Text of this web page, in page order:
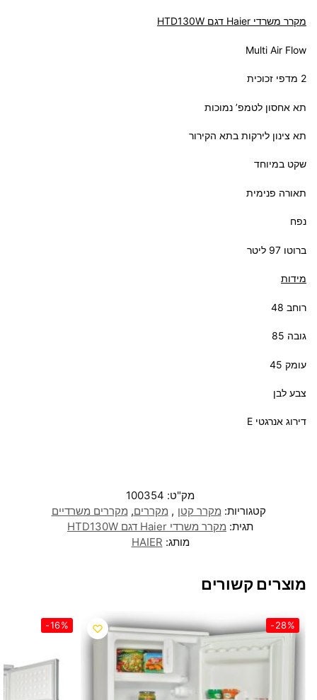
מקרר משרדי Haier דגם HTD130W
Multi Air Flow
2 מדפי זכוכית
תא אחסון לטמפ’ נמוכות
תא צינון לירקות בתא הקירור
שקט במיוחד
תאורה פנימית
נפח
ברוטו 97 ליטר
מידות
רוחב 48
גובה 85
עומק 45
צבע לבן
דירוג אנרגטי E
מק"ט: 100354
קטגוריות: מקרר קטן , מקררים, מקררים משרדיים
תגית: מקרר משרדי Haier דגם HTD130W
מותג: HAIER
מוצרים קשורים
-28%
-16%